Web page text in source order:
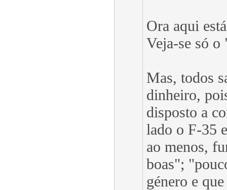
Ora aqui
Veja-se só
Mas, todos
dinheiro,
disposto a
lado o F-35
ao menos,
boas";
género e